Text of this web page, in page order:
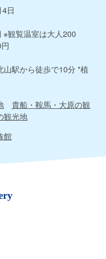
日
※観覧温室は大人200
山駅から徒歩で10分 *植
貴船・鞍馬・大原の観
観光地
館